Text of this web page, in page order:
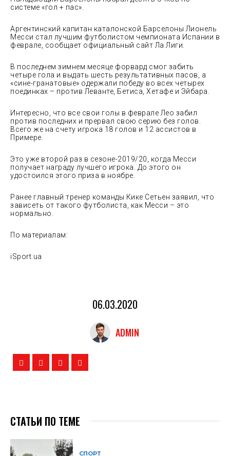
системе «гол + пас».
Аргентинский капитан каталонской Барселоны Лионель
Месси стал лучшим футболистом чемпионата Испании в
феврале, сообщает официальный сайт Ла Лиги.
В последнем зимнем месяце форвард смог забить
четыре гола и выдать шесть результативных пасов, а
«сине-гранатовые» одержали победу во всех четырех
поединках – против Леванте, Бетиса, Хетафе и Эйбара.
Интересно, что все свои голы в феврале Лео забил
против последних и прервал свою серию без голов.
Всего же на счету игрока 18 голов и 12 ассистов в
Примере.
Это уже второй раз в сезоне-2019/20, когда Месси
получает награду лучшего игрока. До этого он
удостоился этого приза в ноябре.
Ранее главный тренер команды Кике Сетьен заявил, что
зависеть от такого футболиста, как Месси – это
нормально.
По материалам:
iSport.ua
06.03.2020
ADMIN
СТАТЬИ ПО ТЕМЕ
СПОРТ